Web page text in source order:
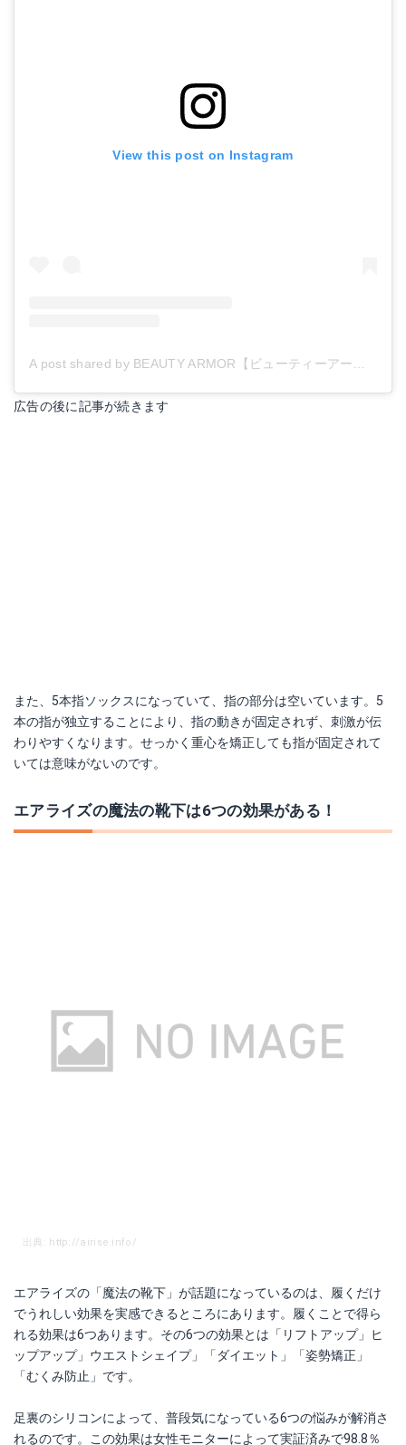
View this post on Instagram
A post shared by BEAUTY ARMOR【ビューティーアーマー】 (@beautyarmor_official)
広告の後に記事が続きます
また、5本指ソックスになっていて、指の部分は空いています。5
本の指が独立することにより、指の動きが固定されず、刺激が伝
わりやすくなります。せっかく重心を矯正しても指が固定されて
いては意味がないのです。
エアライズの魔法の靴下は6つの効果がある！
出典: http://airise.info/
エアライズの「魔法の靴下」が話題になっているのは、履くだけ
でうれしい効果を実感できるところにあります。履くことで得ら
れる効果は6つあります。その6つの効果とは「リフトアップ」ヒ
ップアップ」ウエストシェイプ」「ダイエット」「姿勢矯正」
「むくみ防止」です。
足裏のシリコンによって、普段気になっている6つの悩みが解消さ
れるのです。この効果は女性モニターによって実証済みで98.8％